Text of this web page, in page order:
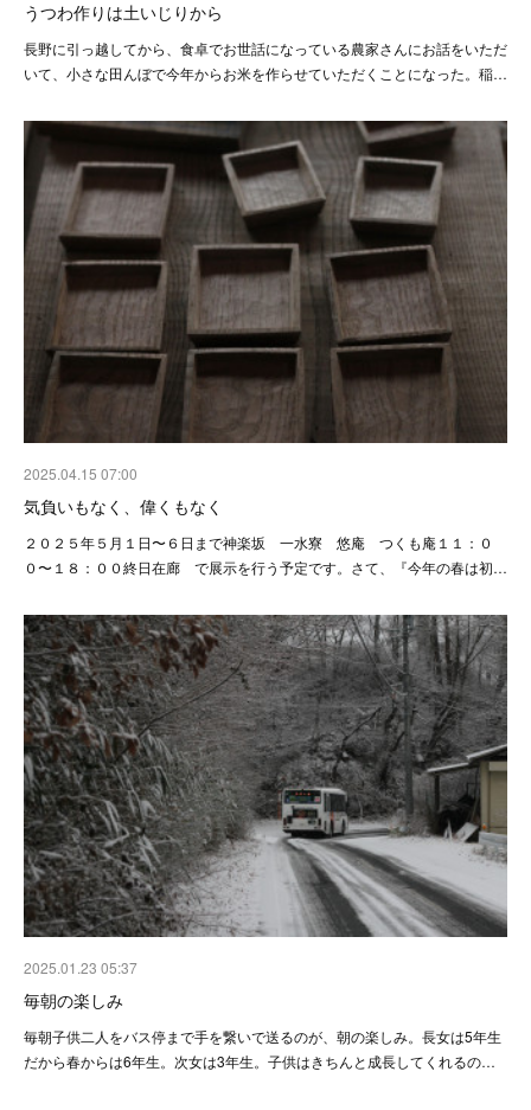
うつわ作りは土いじりから
長野に引っ越してから、食卓でお世話になっている農家さんにお話をいただ
いて、小さな田んぼで今年からお米を作らせていただくことになった。稲…
2025.04.15 07:00
気負いもなく、偉くもなく
２０２５年５月１日〜６日まで神楽坂 一水寮 悠庵 つくも庵１１：０
０〜１８：００終日在廊 で展示を行う予定です。さて、『今年の春は初…
2025.01.23 05:37
毎朝の楽しみ
毎朝子供二人をバス停まで手を繋いで送るのが、朝の楽しみ。長女は5年生
だから春からは6年生。次女は3年生。子供はきちんと成長してくれるの…